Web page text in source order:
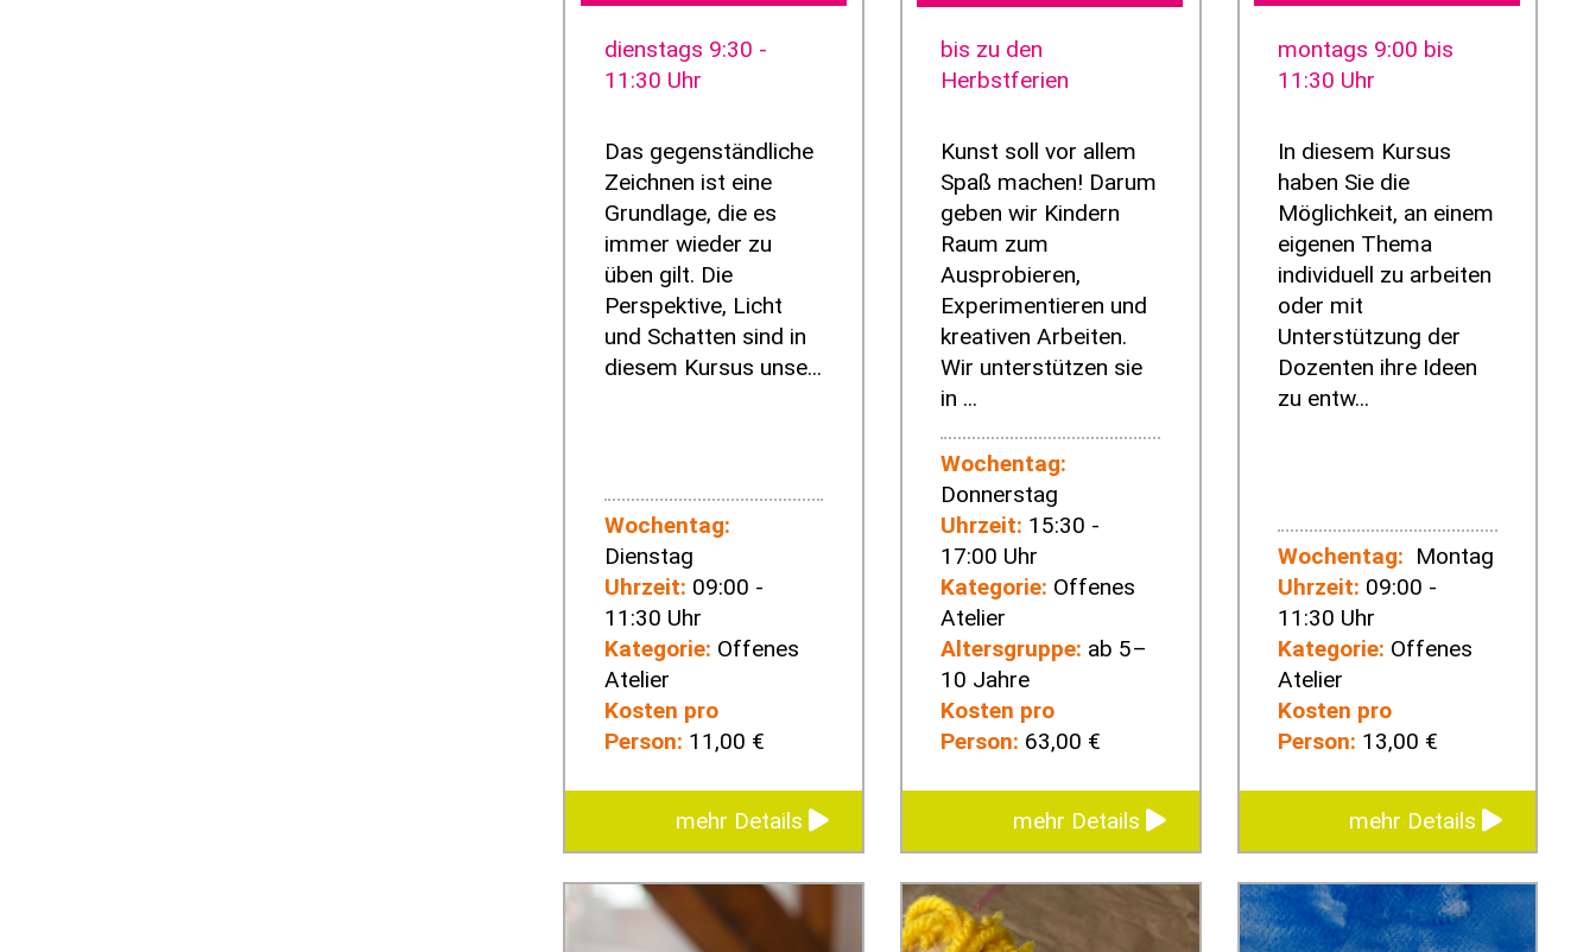
dienstags 9:30 -
11:30 Uhr
Das gegenständliche
Zeichnen ist eine
Grundlage, die es
immer wieder zu
üben gilt. Die
Perspektive, Licht
und Schatten sind in
diesem Kursus unse...
Wochentag:
Dienstag
Uhrzeit: 09:00 -
11:30 Uhr
Kategorie: Offenes
Atelier
Kosten pro
Person: 11,00 €
mehr Details
bis zu den
Herbstferien
Kunst soll vor allem
Spaß machen! Darum
geben wir Kindern
Raum zum
Ausprobieren,
Experimentieren und
kreativen Arbeiten.
Wir unterstützen sie
in ...
Wochentag:
Donnerstag
Uhrzeit: 15:30 -
17:00 Uhr
Kategorie: Offenes
Atelier
Altersgruppe: ab 5–
10 Jahre
Kosten pro
Person: 63,00 €
mehr Details
montags 9:00 bis
11:30 Uhr
In diesem Kursus
haben Sie die
Möglichkeit, an einem
eigenen Thema
individuell zu arbeiten
oder mit
Unterstützung der
Dozenten ihre Ideen
zu entw...
Wochentag: Montag
Uhrzeit: 09:00 -
11:30 Uhr
Kategorie: Offenes
Atelier
Kosten pro
Person: 13,00 €
mehr Details